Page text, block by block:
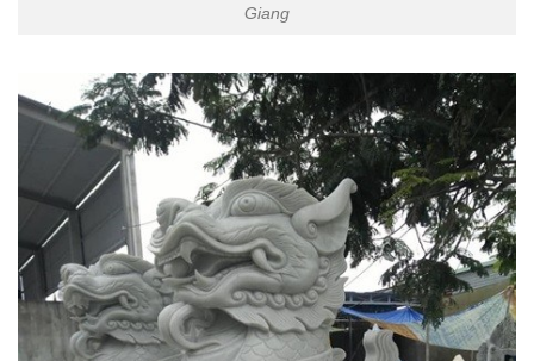
Giang